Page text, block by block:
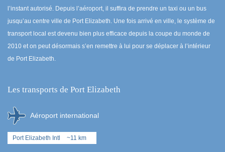
l’instant autorisé. Depuis l’aéroport, il suffira de prendre un taxi ou un bus
jusqu’au centre ville de Port Elizabeth. Une fois arrivé en ville, le système de
transport local est devenu bien plus efficace depuis la coupe du monde de
2010 et on peut désormais s’en remettre à lui pour se déplacer à l’intérieur
de Port Elizabeth.
Les transports de Port Elizabeth
Aéroport international
Port Elizabeth Intl ~11 km